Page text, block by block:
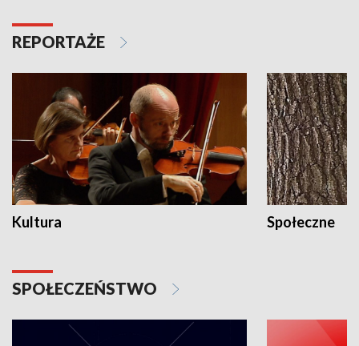
REPORTAŻE
Kultura Społeczne
SPOŁECZEŃSTWO